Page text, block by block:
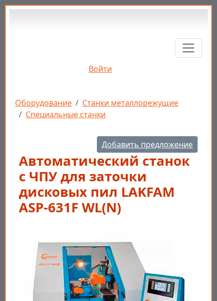
Перейти к основному содержанию
Войти
Строка навигации
Оборудование
Станки металлорежущие
Специальные станки
Добавить предложение
Автоматический станок
с ЧПУ для заточки
дисковых пил LAKFAM
ASP-631F WL(N)